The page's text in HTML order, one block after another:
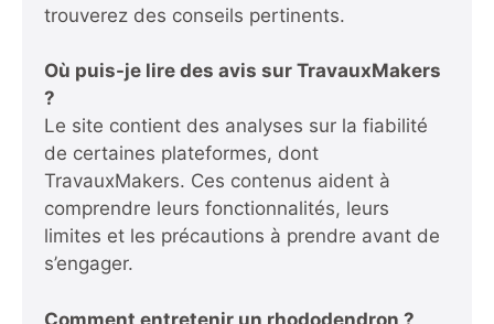
trouverez des conseils pertinents.
Où puis-je lire des avis sur TravauxMakers
?
Le site contient des analyses sur la fiabilité
de certaines plateformes, dont
TravauxMakers. Ces contenus aident à
comprendre leurs fonctionnalités, leurs
limites et les précautions à prendre avant de
s’engager.
Comment entretenir un rhododendron ?